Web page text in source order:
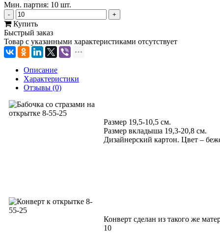
Мин. партия: 10 шт.
- +
Купить
Быстрый заказ
Товар с указанными характеристиками отсутствует
Описание
Характеристики
Отзывы (0)
Размер 19,5-10,5 см.
Размер вкладыша 19,3-20,8 см.
Дизайнерский картон. Цвет –
Конверт сделан из такого же
10